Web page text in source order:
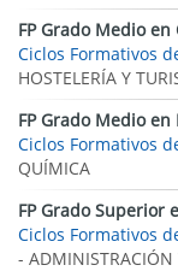
FP Grado Medio
Ciclos Formativos
HOSTELERÍA Y
FP Grado Medio
Ciclos Formativos
QUÍMICA
FP Grado Superior
Ciclos Formativos
- ADMINISTRACIÓN